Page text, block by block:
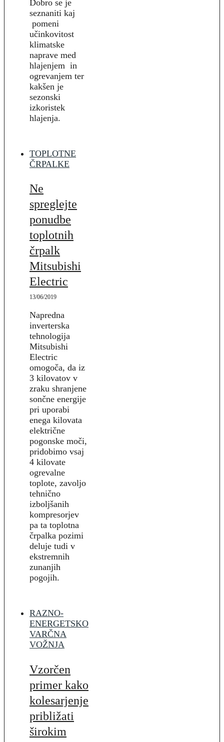
Dobro se je
seznaniti kaj
pomeni
učinkovitost
klimatske
naprave med
hlajenjem in
ogrevanjem ter
kakšen je
sezonski
izkoristek
hlajenja.
TOPLOTNE
ČRPALKE
Ne
spreglejte
ponudbe
toplotnih
črpalk
Mitsubishi
Electric
13/06/2019
Napredna
inverterska
tehnologija
Mitsubishi
Electric
omogoča, da iz
3 kilovatov v
zraku shranjene
sončne energije
pri uporabi
enega kilovata
električne
pogonske moči,
pridobimo vsaj
4 kilovate
ogrevalne
toplote, zavoljo
tehnično
izboljšanih
kompresorjev
pa ta toplotna
črpalka pozimi
deluje tudi v
ekstremnih
zunanjih
pogojih.
RAZNO-
ENERGETSKO
VARČNA
VOŽNJA
Vzorčen
primer kako
kolesarjenje
približati
širokim